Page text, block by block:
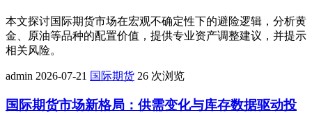
本文探讨国际期货市场在宏观不确定性下的避险逻辑，分析黄
金、原油等品种的配置价值，提供专业资产调整建议，并提示
相关风险。
admin 2026-07-21 国际期货 26 次浏览
国际期货市场新格局：供需变化与库存数据驱动投